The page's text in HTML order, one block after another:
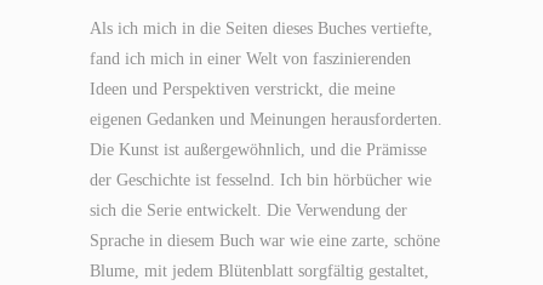
Als ich mich in die Seiten dieses Buches vertiefte,
fand ich mich in einer Welt von faszinierenden
Ideen und Perspektiven verstrickt, die meine
eigenen Gedanken und Meinungen herausforderten.
Die Kunst ist außergewöhnlich, und die Prämisse
der Geschichte ist fesselnd. Ich bin hörbücher wie
sich die Serie entwickelt. Die Verwendung der
Sprache in diesem Buch war wie eine zarte, schöne
Blume, mit jedem Blütenblatt sorgfältig gestaltet,